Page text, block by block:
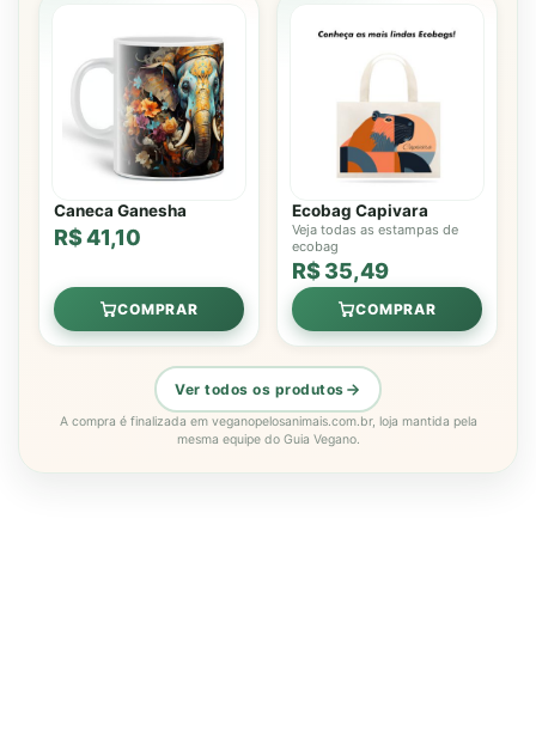
Caneca Ganesha
R$ 41,10
COMPRAR
Ecobag Capivara
Veja todas as estampas de
ecobag
R$ 35,49
COMPRAR
Ver todos os produtos
A compra é finalizada em veganopelosanimais.com.br, loja mantida pela
mesma equipe do Guia Vegano.